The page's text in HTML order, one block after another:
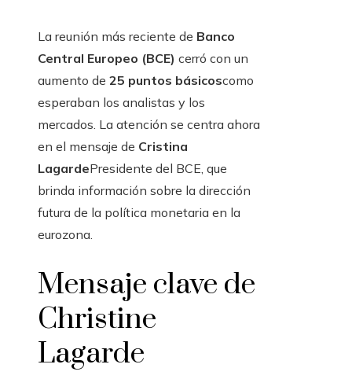
La reunión más reciente de Banco
Central Europeo (BCE) cerró con un
aumento de 25 puntos básicoscomo
esperaban los analistas y los
mercados. La atención se centra ahora
en el mensaje de Cristina
LagardePresidente del BCE, que
brinda información sobre la dirección
futura de la política monetaria en la
eurozona.
Mensaje clave de
Christine
Lagarde